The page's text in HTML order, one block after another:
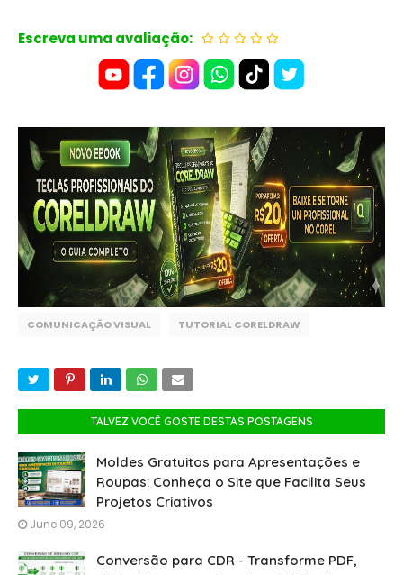
Escreva uma avaliação:
COMUNICAÇÃO VISUAL TUTORIAL CORELDRAW
TALVEZ VOCÊ GOSTE DESTAS POSTAGENS
Moldes Gratuitos para Apresentações e
Roupas: Conheça o Site que Facilita Seus
Projetos Criativos
June 09, 2026
Conversão para CDR - Transforme PDF,